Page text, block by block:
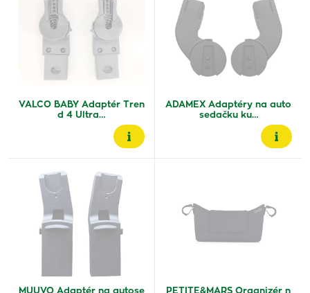
VALCO BABY Adaptér Tren
d 4 Ultra…
ADAMEX Adaptéry na auto
sedačku ku…